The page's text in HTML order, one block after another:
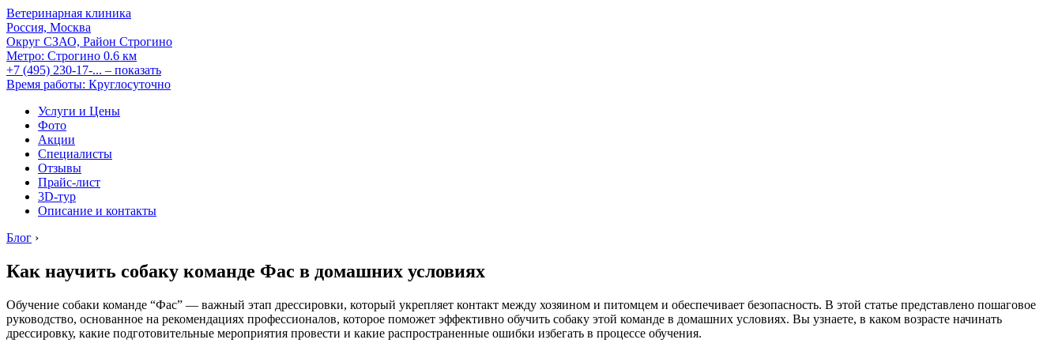
Ветеринарная клиника
Россия, Москва
Округ СЗАО, Район Строгино
Метро: Строгино 0.6 км
+7 (495) 230-17-... – показать
Время работы: Круглосуточно
Услуги и Цены
Фото
Акции
Специалисты
Отзывы
Прайс-лист
3D-тур
Описание и контакты
Блог ›
Как научить собаку команде Фас в домашних условиях
Обучение собаки команде “Фас” — важный этап дрессировки, который укрепляет контакт между хозяином и питомцем и обеспечивает безопасность. В этой статье представлено пошаговое
руководство, основанное на рекомендациях профессионалов, которое поможет эффективно обучить собаку этой команде в домашних условиях. Вы узнаете, в каком возрасте начинать
дрессировку, какие подготовительные мероприятия провести и какие распространенные ошибки избегать в процессе обучения.